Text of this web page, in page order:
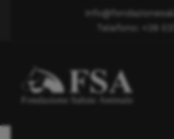
Telefono: +39
Lussazione rotula
Dott. AMBOINI MASSIMO